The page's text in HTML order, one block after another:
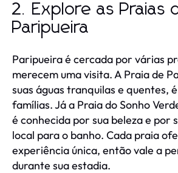
2. Explore as Praias
Paripueira
Paripueira é cercada por várias
merecem uma visita. A Praia de
suas águas tranquilas e quentes,
famílias. Já a Praia do Sonho
é conhecida por sua beleza e por
local para o banho. Cada praia
experiência única, então vale a
durante sua estadia.